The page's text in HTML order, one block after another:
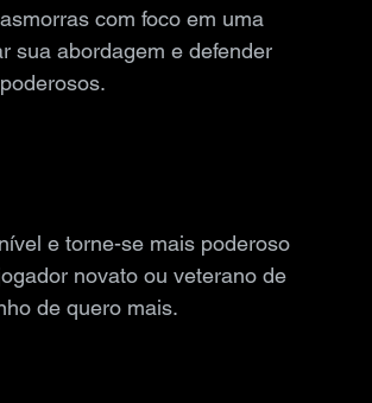
com foco em uma
sua abordagem e defender
e torne-se mais poderoso
novato ou veterano de
de quero mais.